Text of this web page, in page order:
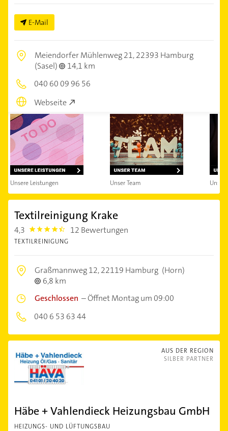
E-Mail
Meiendorfer Mühlenweg 21,22393 Hamburg
(Sasel)
14,1 km
040 60 09 96 56
Webseite
Unsere Leistungen Unser Team
Textilreinigung Krake
4,3 4.3 12 Bewertungen
TEXTILREINIGUNG
Graßmannweg 12,22119 Hamburg (Horn)
6,8 km
Geschlossen –Öffnet Montag um 09:00
040 6 53 63 44
AUS DER REGION
SILBER PARTNER
Häbe + Vahlendieck Heizungsbau GmbH
HEIZUNGS- UND LÜFTUNGSBAU